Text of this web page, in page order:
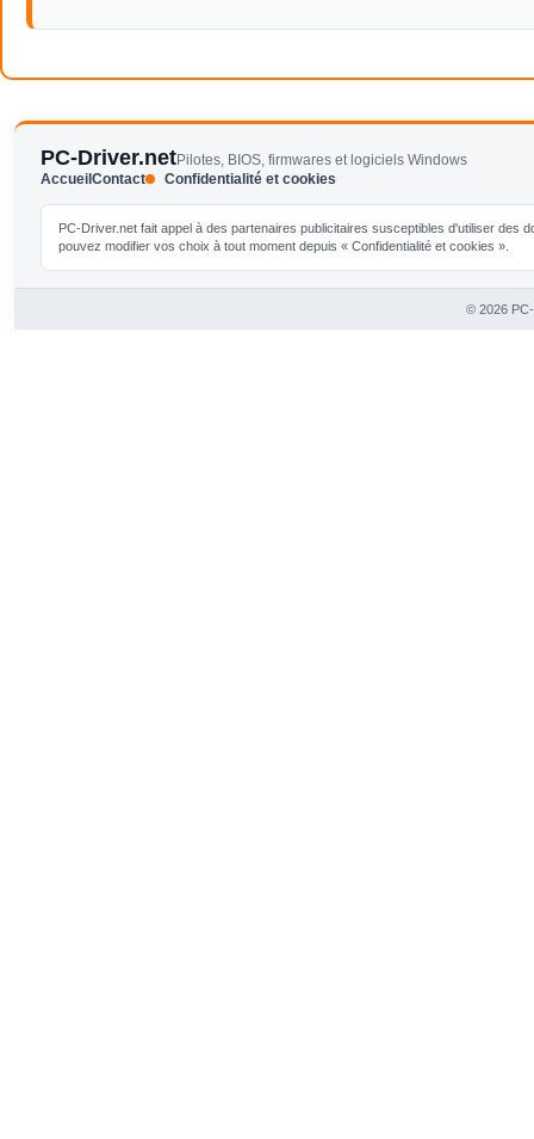
PC-Driver.netPilotes, BIOS, firmwares et logiciels Windows
Accueil Contact Confidentialité et cookies
PC-Driver.net fait appel à des partenaires publicitaires susceptibles d'utiliser
pouvez modifier vos choix à tout moment depuis « Confidentialité et cookies ».
© 2026